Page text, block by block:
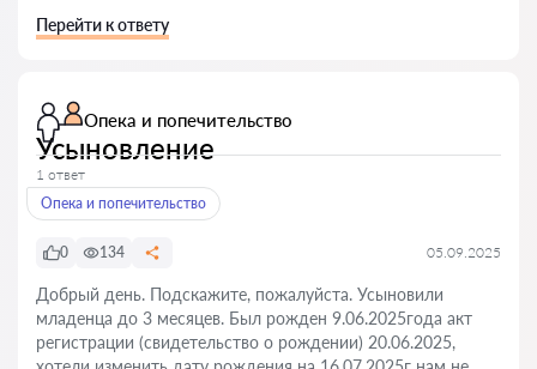
Перейти к ответу
Опека и попечительство
Усыновление
1 ответ
Опека и попечительство
0 134 05.09.2025
Добрый день. Подскажите, пожалуйста. Усыновили
младенца до 3 месяцев. Был рожден 9.06.2025года акт
регистрации (свидетельство о рождении) 20.06.2025,